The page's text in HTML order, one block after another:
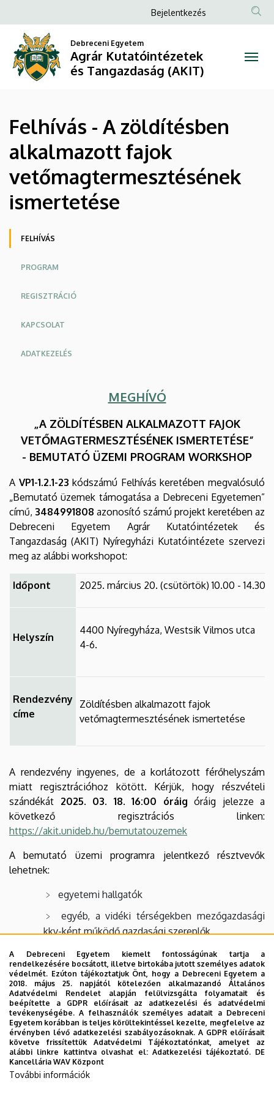
A
zöldítésben
alkalmazott
fajok
vetőmagtermesztésének
ismertetése
Agrár
Kutatóintézetek
a
tartalomra
Anonim
fiók
menüje
Bejelentkezés
Debreceni Egyetem
Agrár Kutatóintézetek
és Tangazdaság (AKIT)
Felhívás - A zöldítésben
alkalmazott fajok
vetőmagtermesztésének
ismertetése
Oldalmenü
FELHÍVÁS
PROGRAM
REGISZTRÁCIÓ
KAPCSOLAT
ADATKEZELÉS
MEGHÍVÓ
„A ZÖLDÍTÉSBEN ALKALMAZOTT FAJOK
VETŐMAGTERMESZTÉSÉNEK ISMERTETÉSE”
- BEMUTATÓ ÜZEMI PROGRAM WORKSHOP
A VP1-1.2.1-23 kódszámú Felhívás keretében megvalósuló
„Bemutató üzemek támogatása a Debreceni Egyetemen”
című, 3484991808 azonosító számú projekt keretében az
Debreceni Egyetem Agrár Kutatóintézetek és
Tangazdaság (AKIT) Nyíregyházi Kutatóintézete szervezi
meg az alábbi workshopot:
Időpont 2025. március 20. (csütörtök) 10.00 - 14.30
Helyszín
4400 Nyíregyháza, Westsik Vilmos utca
4-6.
Rendezvény
címe
Zöldítésben alkalmazott fajok
vetőmagtermesztésének ismertetése
A rendezvény ingyenes, de a korlátozott férőhelyszám
miatt regisztrációhoz kötött. Kérjük, hogy részvételi
szándékát 2025. 03. 18. 16:00 óráig óráig jelezze a
következő regisztrációs linken:
https://akit.unideb.hu/bemutatouzemek
A bemutató üzemi programra jelentkező résztvevők
lehetnek:
egyetemi hallgatók
egyéb, a vidéki térségekben mezőgazdasági
kkv-ként működő gazdasági szereplők
mezőgazdasági termelői, élelmiszer-
feldolgozói tevékenységet végzők
Megtisztelő jelenlétére számítunk!
A Bemutató program a Vidékfejlesztési program keretén belül
meghirdetett „Bemutató üzemek támogatása” című, VP1-1.2.1-23
kódszámú felhívását elnyert projektnek köszönhetően valósul meg.
A Debreceni Egyetem kiemelt fontosságúnak tartja a
rendelkezésére bocsátott, illetve birtokába jutott személyes adatok
védelmét. Ezúton tájékoztatjuk Önt, hogy a Debreceni Egyetem a
2018. május 25. napjától kötelezően alkalmazandó Általános
Adatvédelmi Rendelet alapján felülvizsgálta folyamatait és
beépítette a GDPR előírásait az adatkezelési és adatvédelmi
tevékenységébe. A felhasználók személyes adatait a Debreceni
Egyetem korábban is teljes körültekintéssel kezelte, megfelelve az
érvényben lévő adatkezelési szabályozásoknak. A GDPR előírásait
követve frissítettük Adatvédelmi Tájékoztatónkat, amelyet az
alábbi linkre kattintva olvashat el:Adatkezelési tájékoztató. DE
Kancellária WAV Központ
További információk